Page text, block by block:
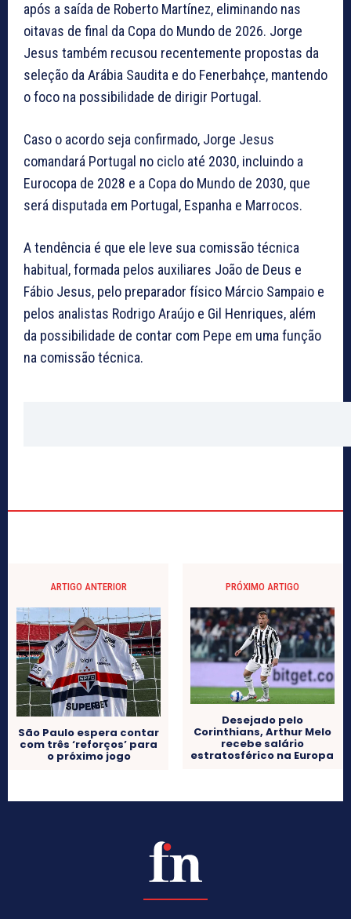
após a saída de Roberto Martínez, eliminando nas
oitavas de final da Copa do Mundo de 2026. Jorge
Jesus também recusou recentemente propostas da
seleção da Arábia Saudita e do Fenerbahçe, mantendo
o foco na possibilidade de dirigir Portugal.
Caso o acordo seja confirmado, Jorge Jesus
comandará Portugal no ciclo até 2030, incluindo a
Eurocopa de 2028 e a Copa do Mundo de 2030, que
será disputada em Portugal, Espanha e Marrocos.
A tendência é que ele leve sua comissão técnica
habitual, formada pelos auxiliares João de Deus e
Fábio Jesus, pelo preparador físico Márcio Sampaio e
pelos analistas Rodrigo Araújo e Gil Henriques, além
da possibilidade de contar com Pepe em uma função
na comissão técnica.
ARTIGO ANTERIOR
São Paulo espera contar
com três ‘reforços’ para
o próximo jogo
PRÓXIMO ARTIGO
Desejado pelo
Corinthians, Arthur Melo
recebe salário
estratosférico na Europa